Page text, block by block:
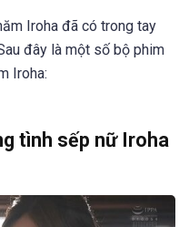
Iroha đã có trong tay
đây là một số bộ phim
Iroha:
tình sếp nữ Iroha